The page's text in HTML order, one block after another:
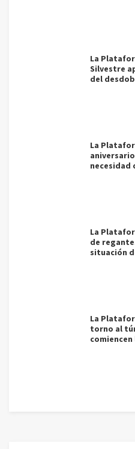
La
Silvestre
del
La
necesidad
La
de
situación
La
torno al